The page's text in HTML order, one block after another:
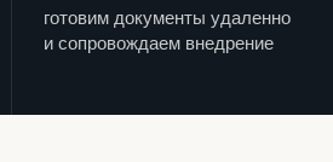
готовим документы удаленно
и сопровождаем внедрение